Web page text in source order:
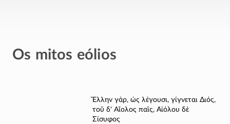
Os mitos eólios
Ἕλλην γάρ, ὡς λέγουσι, γίγνεται Διός,
τοῦ δ' Αἴολος παῖς, Αἰόλου δὲ
Σίσυφος